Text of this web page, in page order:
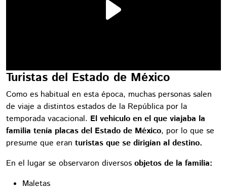
Turistas del Estado de México
Como es habitual en esta época, muchas personas salen
de viaje a distintos estados de la República por la
temporada vacacional. El vehículo en el que viajaba la
familia tenía placas del Estado de México, por lo que se
presume que eran turistas que se dirigían al destino.
En el lugar se observaron diversos objetos de la familia:
Maletas